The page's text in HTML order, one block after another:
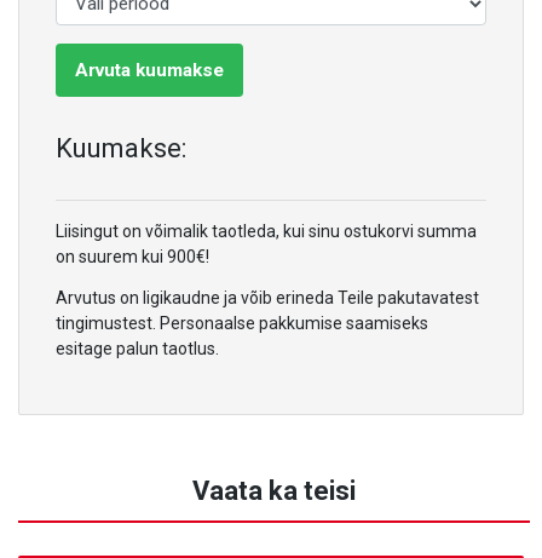
Arvuta kuumakse
Kuumakse:
Liisingut on võimalik taotleda, kui sinu ostukorvi summa
on suurem kui 900€!
Arvutus on ligikaudne ja võib erineda Teile pakutavatest
tingimustest. Personaalse pakkumise saamiseks
esitage palun taotlus.
Vaata ka teisi